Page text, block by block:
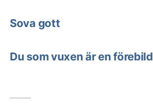
Sova gott
Du som vuxen är en förebild